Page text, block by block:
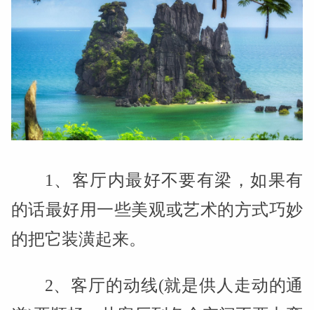
1、客厅内最好不要有梁，如果有
的话最好用一些美观或艺术的方式巧妙
的把它装潢起来。
2、客厅的动线(就是供人走动的通